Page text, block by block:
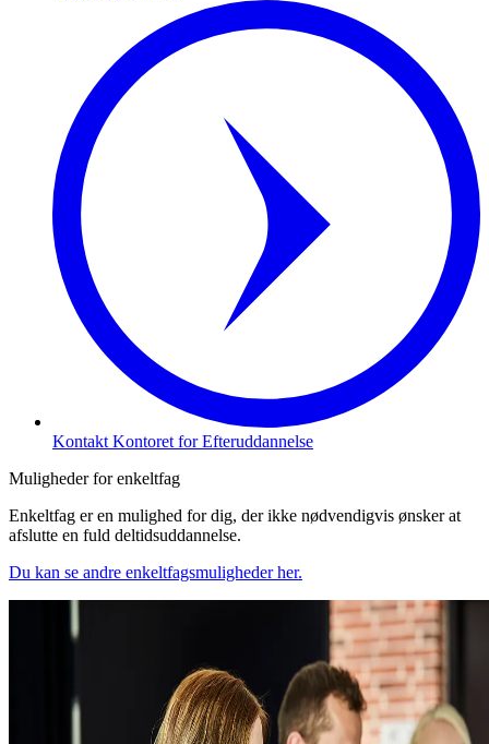
Kontakt Kontoret for Efteruddannelse
Muligheder for enkeltfag
Enkeltfag er en mulighed for dig, der ikke nødvendigvis ønsker at
afslutte en fuld deltidsuddannelse.
Du kan se andre enkeltfagsmuligheder her.